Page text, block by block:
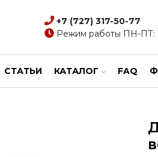
+7 (727) 317-50-77
Режим работы ПН-ПТ:
СТАТЬИ КАТАЛОГ FAQ